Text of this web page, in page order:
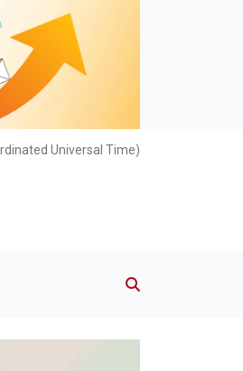
Universal Time)